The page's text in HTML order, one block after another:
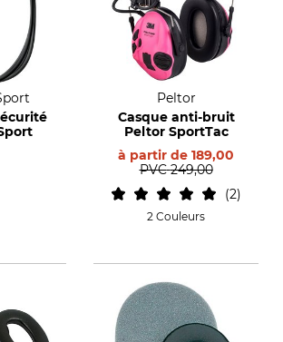
Peltor
Casque anti-bruit
Peltor SportTac
à partir de 189,00
PVC 249,00
2
2 Couleurs